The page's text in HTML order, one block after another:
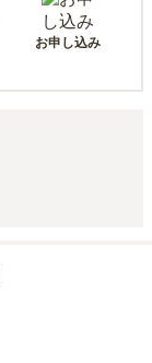
お申し込み